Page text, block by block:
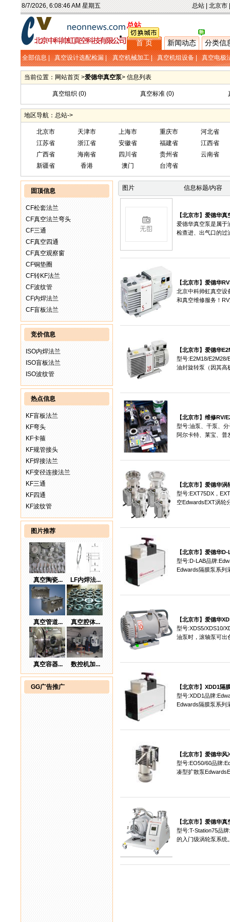
8/7/2026, 6:08:46 AM 星期五 总站 北京市
总站
首 页 新闻动态 分类信
全部信息 | 真空设计选配检漏| 真空机械加工| 真空机组设备| 真空电极
当前位置：网站首页 >爱德华真空泵> 信息列表
真空组织 (0) 真空标准 (0)
地区导航： 总站->
北京市 天津市 上海市 重庆市
河北省
江苏省
浙江省 安徽省 福建省
江西省
广西省
海南省 四川省 贵州省
云南省
新疆省
香港 澳门 台湾省
固顶信息
CF松套法兰
CF真空法兰弯头
CF三通
CF真空四通
CF真空观察窗
CF铜垫圈
CF转KF法兰
CF波纹管
CF内焊法兰
CF盲板法兰
竞价信息
ISO内焊法兰
ISO盲板法兰
ISO波纹管
热点信息
KF盲板法兰
KF弯头
KF卡箍
KF规管接头
KF焊接法兰
KF变径连接法兰
KF三通
KF四通
KF波纹管
图片推荐
真空陶瓷... LF内焊法...
真空管道... 真空腔体...
真空容器... 数控机加...
GG广告推广
图片 信息标题/内容
【北京市】 爱德华真
爱德华真空泵是属于
检查进、出气口的过
【北京市】 爱德华
北京中科帅虹真空设
和真空维修服务！
【北京市】 爱德华
型号:E2M18/
油封旋转泵（因其高
【北京市】 维修RV/
型号:油泵、干泵、
阿尔卡特、莱宝、普
【北京市】 爱德华涡
型号:EXT75DX，
空EdwardsEXT涡轮
【北京市】 爱德华D-
型号:D-LAB品牌
Edwards隔膜泵系列
【北京市】 爱德华
型号:XDS5/XDS10/
油泵时，滚轴泵可出
【北京市】 XDD1隔
型号:XDD1品牌
Edwards隔膜泵系列
【北京市】 爱德华风
型号:EO50/60品牌
凑型扩散泵
【北京市】 爱德华真
型号:T-Station75品
的入门级涡轮泵系统